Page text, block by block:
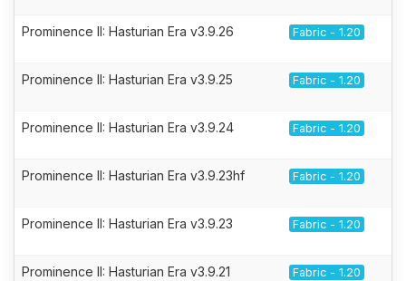
Prominence II: Hasturian Era v3.9.26 Fabric - 1.20
Prominence II: Hasturian Era v3.9.25 Fabric - 1.20
Prominence II: Hasturian Era v3.9.24 Fabric - 1.20
Prominence II: Hasturian Era v3.9.23hf Fabric - 1.20
Prominence II: Hasturian Era v3.9.23 Fabric - 1.20
Prominence II: Hasturian Era v3.9.21 Fabric - 1.20